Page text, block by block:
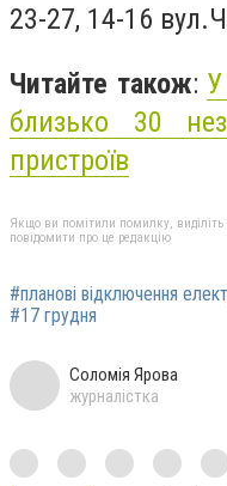
23-27, 14-16
Читайте також:
близько 30
пристроїв
Якщо ви помітили помилку, виділіть
повідомити про це редакцію
#планові відключення
#17 грудня
Соломія Ярова
журналістка